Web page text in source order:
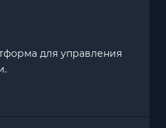
для управления